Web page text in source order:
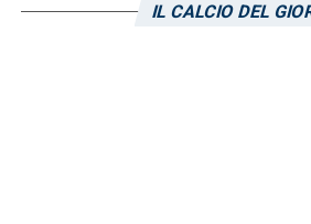
buon avvio e prendere
IL CALCIO DEL